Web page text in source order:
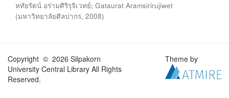
หทัยรัตน์ อร่ามศิริรุจิเวทย์; Gataurat Aramsirirujiwet
(มหาวิทยาลัยศิลปากร, 2008)
Copyright © 2026 Silpakorn
University Central Library All Rights
Reserved.
Theme by